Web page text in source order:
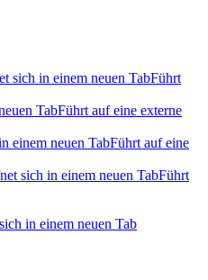
sich in einem neuen TabFührt
TabFührt auf eine externe
einem neuen TabFührt auf eine
sich in einem neuen TabFührt
in einem neuen Tab